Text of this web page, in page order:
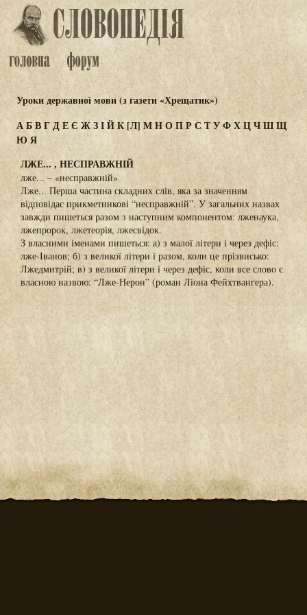
Уроки державної мови (з газети «Хрещатик»)
АБВГДЕЄ ЖЗІЙК[Л] МНОПРСТУФХЦЧШЩ
Ю Я
ЛЖЕ... , НЕСПРАВЖНІЙ
лже... – «несправжній»
Лже... Перша частина складних слів, яка за значенням
відповідає прикметникові “несправжній”. У загальних назвах
завжди пишеться разом з наступним компонентом: лженаука,
лжепророк, лжетеорія, лжесвідок.
З власними іменами пишеться: а) з малої літери і через дефіс:
лже-Іванов; б) з великої літери і разом, коли це прізвисько:
Лжедмитрій; в) з великої літери і через дефіс, коли все слово є
власною назвою: “Лже-Нерон” (роман Ліона Фейхтвангера).